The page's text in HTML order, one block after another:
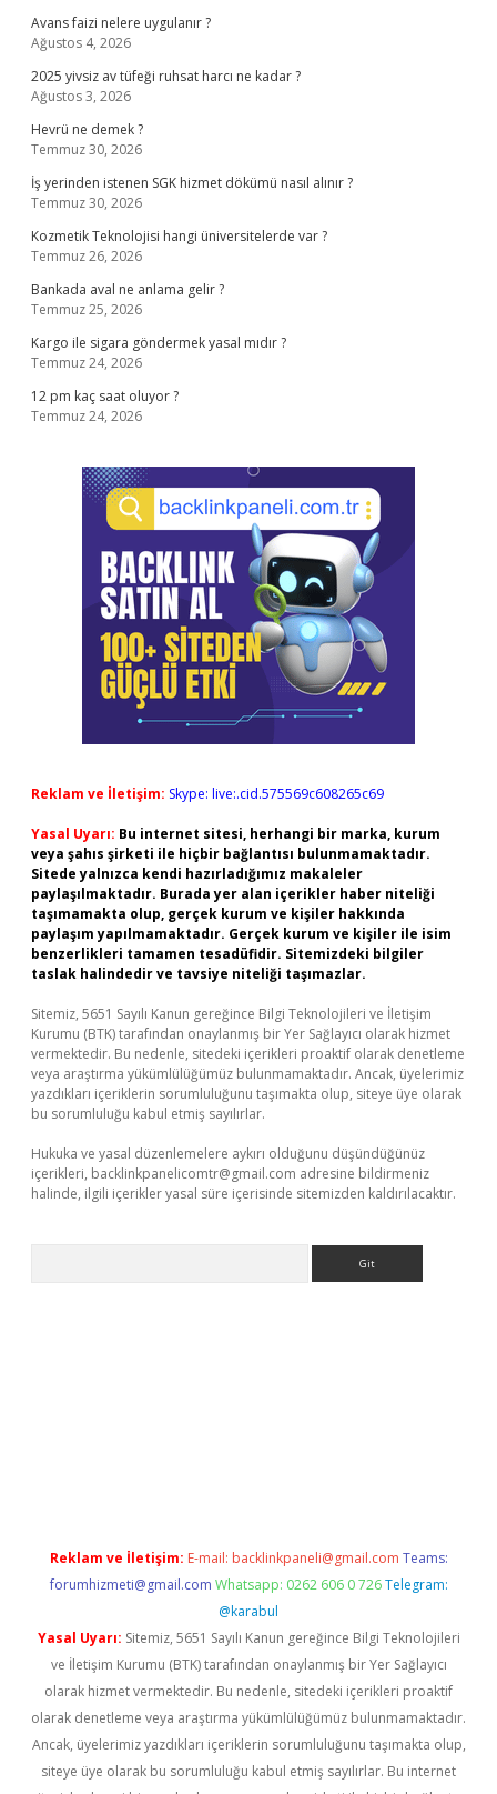
Avans faizi nelere uygulanır ?
Ağustos 4, 2026
2025 yivsiz av tüfeği ruhsat harcı ne kadar ?
Ağustos 3, 2026
Hevrü ne demek ?
Temmuz 30, 2026
İş yerinden istenen SGK hizmet dökümü nasıl alınır ?
Temmuz 30, 2026
Kozmetik Teknolojisi hangi üniversitelerde var ?
Temmuz 26, 2026
Bankada aval ne anlama gelir ?
Temmuz 25, 2026
Kargo ile sigara göndermek yasal mıdır ?
Temmuz 24, 2026
12 pm kaç saat oluyor ?
Temmuz 24, 2026
Reklam ve İletişim: Skype: live:.cid.575569c608265c69
Yasal Uyarı: Bu internet sitesi, herhangi bir marka, kurum
veya şahıs şirketi ile hiçbir bağlantısı bulunmamaktadır.
Sitede yalnızca kendi hazırladığımız makaleler
paylaşılmaktadır. Burada yer alan içerikler haber niteliği
taşımamakta olup, gerçek kurum ve kişiler hakkında
paylaşım yapılmamaktadır. Gerçek kurum ve kişiler ile isim
benzerlikleri tamamen tesadüfidir. Sitemizdeki bilgiler
taslak halindedir ve tavsiye niteliği taşımazlar.
Sitemiz, 5651 Sayılı Kanun gereğince Bilgi Teknolojileri ve İletişim
Kurumu (BTK) tarafından onaylanmış bir Yer Sağlayıcı olarak hizmet
vermektedir. Bu nedenle, sitedeki içerikleri proaktif olarak denetleme
veya araştırma yükümlülüğümüz bulunmamaktadır. Ancak, üyelerimiz
yazdıkları içeriklerin sorumluluğunu taşımakta olup, siteye üye olarak
bu sorumluluğu kabul etmiş sayılırlar.
Hukuka ve yasal düzenlemelere aykırı olduğunu düşündüğünüz
içerikleri, backlinkpanelicomtr@gmail.com adresine bildirmeniz
halinde, ilgili içerikler yasal süre içerisinde sitemizden kaldırılacaktır.
Reklam ve İletişim: E-mail: backlinkpaneli@gmail.com Teams:
forumhizmeti@gmail.com Whatsapp: 0262 606 0 726 Telegram:
@karabul
Yasal Uyarı: Sitemiz, 5651 Sayılı Kanun gereğince Bilgi Teknolojileri
ve İletişim Kurumu (BTK) tarafından onaylanmış bir Yer Sağlayıcı
olarak hizmet vermektedir. Bu nedenle, sitedeki içerikleri proaktif
olarak denetleme veya araştırma yükümlülüğümüz bulunmamaktadır.
Ancak, üyelerimiz yazdıkları içeriklerin sorumluluğunu taşımakta olup,
siteye üye olarak bu sorumluluğu kabul etmiş sayılırlar. Bu internet